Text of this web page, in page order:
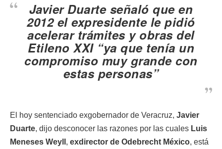
Javier Duarte señaló que en
2012 el expresidente le pidió
acelerar trámites y obras del
Etileno XXI “ya que tenía un
compromiso muy grande con
estas personas”
El hoy sentenciado exgobernador de Veracruz, Javier
Duarte, dijo desconocer las razones por las cuales Luis
Meneses Weyll , exdirector de Odebrecht México, está